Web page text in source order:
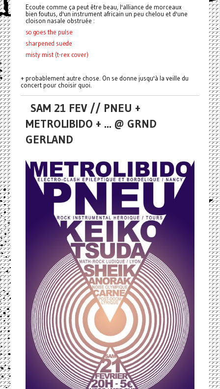
Ecoute comme ça peut être beau, l'alliance de morceaux
bien foutus, d'un instrument africain un peu chelou et d'une
cloison nasale obstruée :
so goes the pulse
sharpened suede
misty mist (t-rex cover)
+ probablement autre chose. On se donne jusqu'à la veille du
concert pour choisir quoi.
SAM 21 FEV // PNEU +
METROLIBIDO + ... @ GRND
GERLAND